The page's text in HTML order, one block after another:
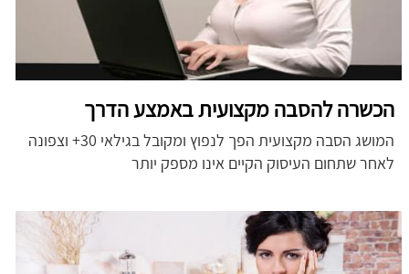
הכשרה להסבה מקצועית באמצע הדרך
המושג הסבה מקצועית הפך לנפוץ ומקובל בגילאי 30+ וצפונה
לאחר שתחום העיסוק הקיים אינו מספק יותר